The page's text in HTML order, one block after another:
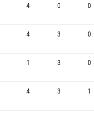
4 0 0
4 3 0
1 3 0
4 3 1